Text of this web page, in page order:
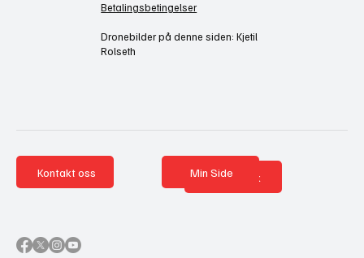
Betalingsbetingelser
Dronebilder på denne siden: Kjetil
Rolseth
Kontakt oss Nettbutikk
Min Side